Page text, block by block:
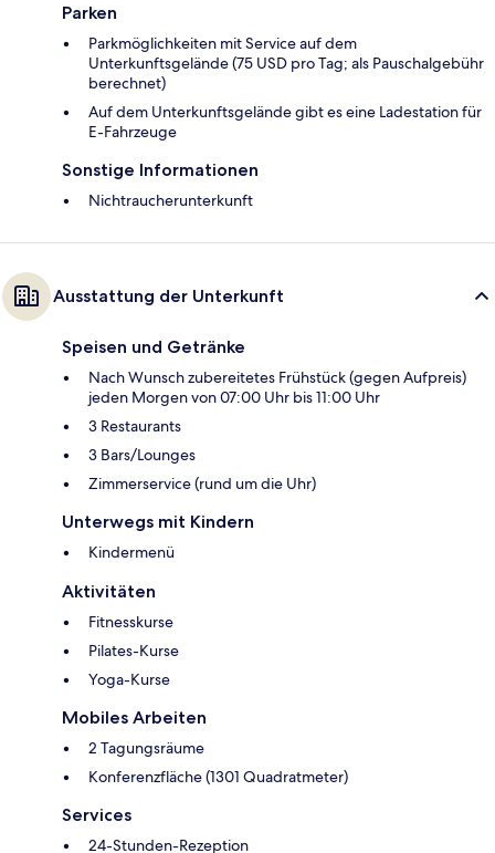
Parken
Parkmöglichkeiten mit Service auf dem
Unterkunftsgelände (75 USD pro Tag; als Pauschalgebühr
berechnet)
Auf dem Unterkunftsgelände gibt es eine Ladestation für
E-Fahrzeuge
Sonstige Informationen
Nichtraucherunterkunft
Ausstattung der Unterkunft
Speisen und Getränke
Nach Wunsch zubereitetes Frühstück (gegen Aufpreis)
jeden Morgen von 07:00 Uhr bis 11:00 Uhr
3 Restaurants
3 Bars/Lounges
Zimmerservice (rund um die Uhr)
Unterwegs mit Kindern
Kindermenü
Aktivitäten
Fitnesskurse
Pilates-Kurse
Yoga-Kurse
Mobiles Arbeiten
2 Tagungsräume
Konferenzfläche (1301 Quadratmeter)
Services
24-Stunden-Rezeption